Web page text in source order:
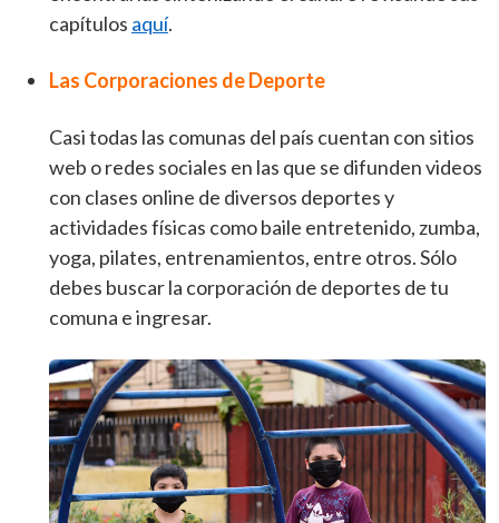
capítulos aquí.
Las Corporaciones de Deporte
Casi todas las comunas del país cuentan con sitios
web o redes sociales en las que se difunden videos
con clases online de diversos deportes y
actividades físicas como baile entretenido, zumba,
yoga, pilates, entrenamientos, entre otros. Sólo
debes buscar la corporación de deportes de tu
comuna e ingresar.